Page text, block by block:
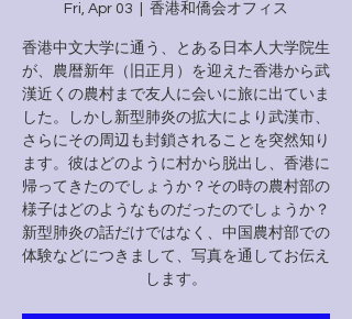
Fri, Apr 03 香港和僑会オフィス
香港中文大学に通う、とある日本人大学院生
が、農暦新年（旧正月）を迎えた香港から武
漢近くの農村まで友人に会いに旅に出ていま
した。しかし新型肺炎の拡大により武漢市、
さらにその周辺も封鎖されることを突然知り
ます。彼はどのように村から脱出し、香港に
帰ってきたのでしょうか？その時の農村部の
様子はどのようなものだったのでしょうか？
新型肺炎の話だけではなく、中国農村部での
体験などにつきまして、写真を通してお伝え
します。